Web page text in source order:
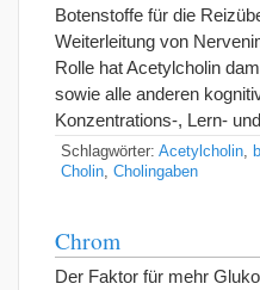
Botenstoffe für die
Weiterleitung von
Rolle hat Acetylcholin
sowie alle anderen
Konzentrations-, Lern-
Schlagwörter: Acetylcholin
Cholin Cholingaben
Chrom
Der Faktor für mehr